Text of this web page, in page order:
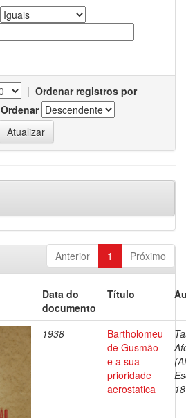
| Ordenar registros por
Ordenar
Anterior 1 Próximo
Data do
documento
Título
1938
Bartholomeu
de Gusmão
e a sua
prioridade
aerostatica